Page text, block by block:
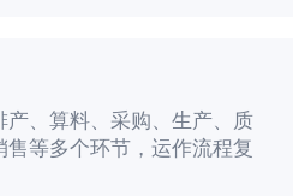
产、算料、采购、生产、质
售等多个环节，运作流程复